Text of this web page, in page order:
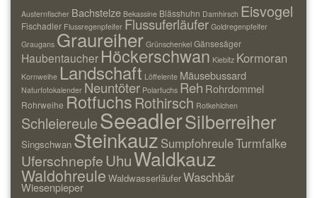
Austernfischer Bachstelze Bekassine Blässhuhn Damhirsch Eisvogel
Fischadler Flussregenpfeifer Flussuferläufer Goldregenpfeifer
Graugans Graureiher Grünschenkel Gänsesäger
Haubentaucher Höckerschwan Kiebitz Kormoran
Kornweihe Landschaft Löffelente Mäusebussard
Naturfotokalender Neuntöter Polarfuchs Reh Rohrdommel
Rohrweihe Rotfuchs Rothirsch Rotkehlchen
SchleiereuleSeeadlerSilberreiher
Singschwan Steinkauz SumpfohreuleTurmfalke
UferschnepfeUhuWaldkauz
Waldohreule WaldwasserläuferWaschbär
Wiesenpieper